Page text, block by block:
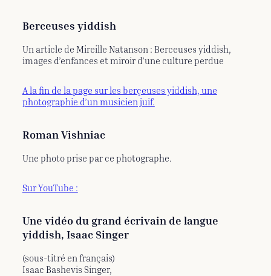
Berceuses yiddish
Un article de Mireille Natanson : Berceuses yiddish,
images d’enfances et miroir d’une culture perdue
A la fin de la page sur les berçeuses yiddish, une
photographie d’un musicien juif.
Roman Vishniac
Une photo prise par ce photographe.
Sur YouTube :
Une vidéo du grand écrivain de langue
yiddish, Isaac Singer
(sous-titré en français)
Isaac Bashevis Singer,